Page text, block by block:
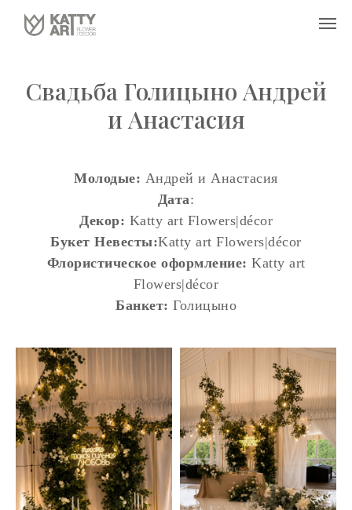
Свадьба Голицыно Андрей
и Анастасия
Молодые: Андрей и Анастасия
Дата:
Декор: Katty art Flowers|décor
Букет Невесты:Katty art Flowers|décor
Флористическое оформление: Katty art
Flowers|décor
Банкет: Голицыно